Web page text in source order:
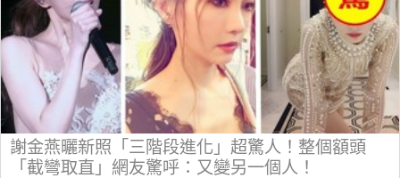
謝金燕曬新照「三階段進化」超驚人！整個額頭
「截彎取直」網友驚呼：又變另一個人！